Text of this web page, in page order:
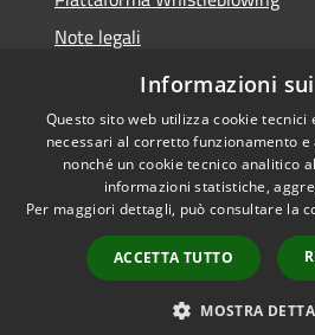
Note legali
Dichiarazione di accessibilità
Accessibilità
Informazioni
Questo sito web utilizza cookie
necessari al corretto funzionamento
nonché un cookie tecnico analitico
informazioni statistiche,
Per maggiori dettagli, può consultare la
ACCETTA TUTTO
MOSTRA